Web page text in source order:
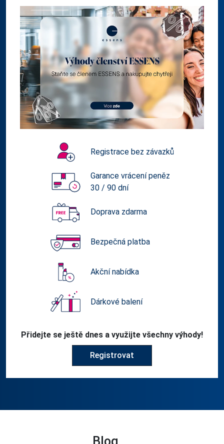
Registrace bez závazků
Garance vrácení peněz
30 / 90 dní
Doprava zdarma
Bezpečná platba
Akční nabídka
Dárkové balení
Přidejte se ještě dnes a využijte všechny výhody!
Registrovat
Blog